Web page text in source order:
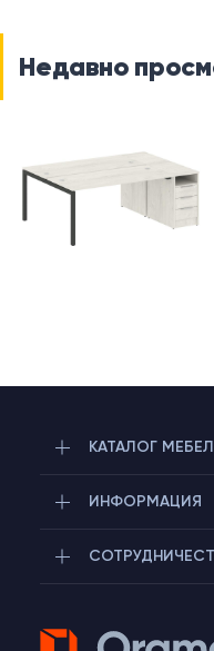
Недавно
КАТАЛОГ
ИНФОРМАЦИЯ